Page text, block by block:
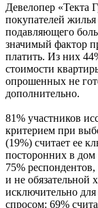
Девелопер «Текта
покупателей
подавляющего
значимый фактор
платить. Из них
стоимости
опрошенных не
дополнительно.
81% участников
критерием при
(19%) считает ее
посторонних в
75%
и не обязательной
исключительно
спросом: 69%